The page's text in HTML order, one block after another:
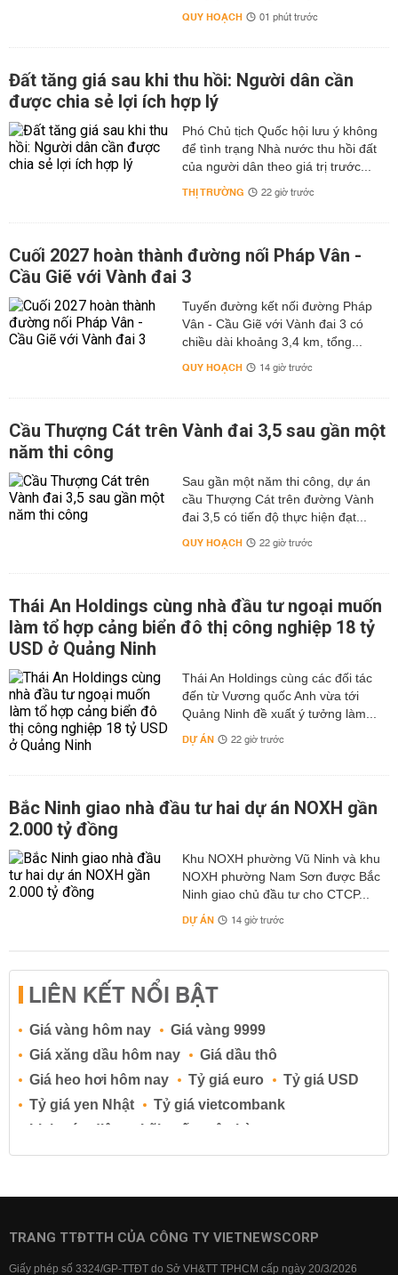
QUY HOẠCH 01 phút trước
Đất tăng giá sau khi thu hồi: Người dân cần
được chia sẻ lợi ích hợp lý
Phó Chủ tịch Quốc hội lưu ý không
để tình trạng Nhà nước thu hồi đất
của người dân theo giá trị trước...
THỊ TRƯỜNG 22 giờ trước
Cuối 2027 hoàn thành đường nối Pháp Vân -
Cầu Giẽ với Vành đai 3
Tuyến đường kết nối đường Pháp
Vân - Cầu Giẽ với Vành đai 3 có
chiều dài khoảng 3,4 km, tổng...
QUY HOẠCH 14 giờ trước
Cầu Thượng Cát trên Vành đai 3,5 sau gần một
năm thi công
Sau gần một năm thi công, dự án
cầu Thượng Cát trên đường Vành
đai 3,5 có tiến độ thực hiện đạt...
QUY HOẠCH 22 giờ trước
Thái An Holdings cùng nhà đầu tư ngoại muốn
làm tổ hợp cảng biển đô thị công nghiệp 18 tỷ
USD ở Quảng Ninh
Thái An Holdings cùng các đối tác
đến từ Vương quốc Anh vừa tới
Quảng Ninh đề xuất ý tưởng làm...
DỰ ÁN 22 giờ trước
Bắc Ninh giao nhà đầu tư hai dự án NOXH gần
2.000 tỷ đồng
Khu NOXH phường Vũ Ninh và khu
NOXH phường Nam Sơn được Bắc
Ninh giao chủ đầu tư cho CTCP...
DỰ ÁN 14 giờ trước
LIÊN KẾT NỔI BẬT
Giá vàng hôm nay
Giá vàng 9999
Giá xăng dầu hôm nay
Giá dầu thô
Giá heo hơi hôm nay
Tỷ giá euro
Tỷ giá USD
Tỷ giá yen Nhật
Tỷ giá vietcombank
Lịch cúp điện
Lãi suất ngân hàng
Lãi suất tiết kiệm
Lãi suất tiền gửi
Lãi suất ngân hàng BIDV
TRANG TTĐTTH CỦA CÔNG TY VIETNEWSCORP
Giấy phép số 3324/GP-TTĐT do Sở VH&TT TPHCM cấp ngày 20/3/2026